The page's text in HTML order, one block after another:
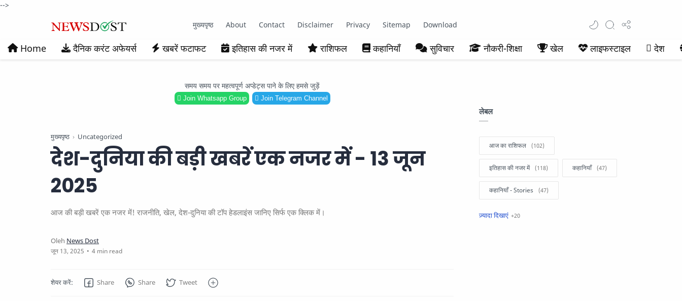
-->
मुख्यपृष्ठ About Contact Disclaimer Privacy Sitemap Download
Home दैनिक करंट अफेयर्स खबरें फटाफट इतिहास की नजर में राशिफल कहानियाँ सुविचार नौकरी-शिक्षा खेल लाइफस्टाइल देश
समय समय पर महत्वपूर्ण अप्डेट्स पाने के लिए हमसे जुड़ें
Join Whatsapp Group Join Telegram Channel
मुख्यपृष्ठ Uncategorized
देश-दुनिया की बड़ी खबरें एक नजर में - 13 जून
2025
आज की बड़ी खबरें एक नजर में! राजनीति, खेल, देश-दुनिया की टॉप हेडलाइंस जानिए सिर्फ एक क्लिक में।
4 min read
लेबल
आज का राशिफल
इतिहास की नजर में कहानियाँ
कहानियाँ - Stories
खबरें फटाफट